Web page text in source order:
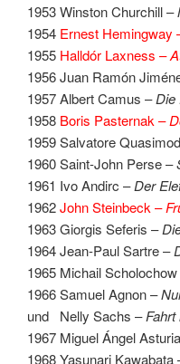
1953 Winston Churchill –
1954 Ernest Hemingway
1955 Halldór Laxness –
1956 Juan Ramón
1957 Albert Camus –Die
1958 Boris Pasternak –
1959 Salvatore
1960 Saint-John Perse –
1961 Ivo Andirc –Der
1962John Steinbeck –
1963 Giorgis Seferis –
1964 Jean-Paul Sartre –
1965 Michail
1966 Samuel Agnon –
und Nelly Sachs –
1967 Miguel Ángel
1968 Yasunari Kawabata